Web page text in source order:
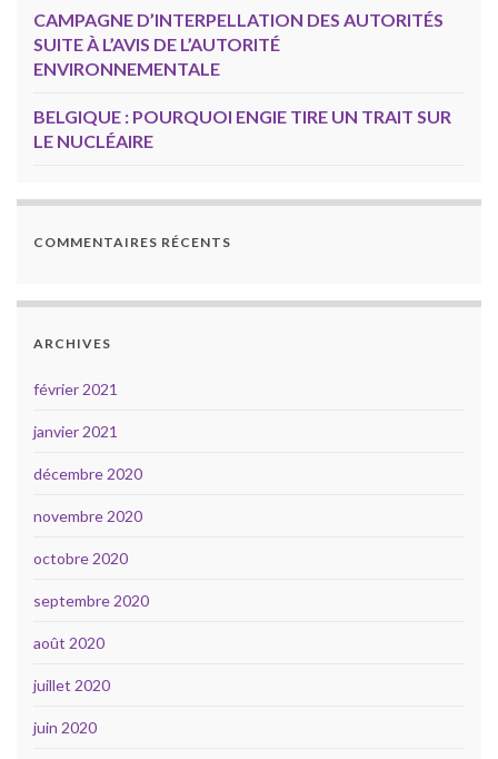
CAMPAGNE D’INTERPELLATION DES AUTORITÉS
SUITE À L’AVIS DE L’AUTORITÉ
ENVIRONNEMENTALE
BELGIQUE : POURQUOI ENGIE TIRE UN TRAIT SUR
LE NUCLÉAIRE
COMMENTAIRES RÉCENTS
ARCHIVES
février 2021
janvier 2021
décembre 2020
novembre 2020
octobre 2020
septembre 2020
août 2020
juillet 2020
juin 2020